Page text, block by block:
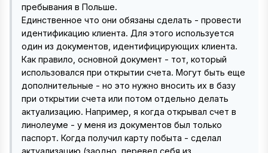
пребывания в Польше.
Единственное что они обязаны сделать - провести
идентификацию клиента. Для этого используется
один из документов, идентифицирующих клиента.
Как правило, основной документ - тот, который
использовался при открытии счета. Могут быть еще
дополнительные - но это нужно вносить их в базу
при открытии счета или потом отдельно делать
актуализацию. Например, я когда открывал счет в
линолеуме - у меня из документов был только
паспорт. Когда получил карту побыта - сделал